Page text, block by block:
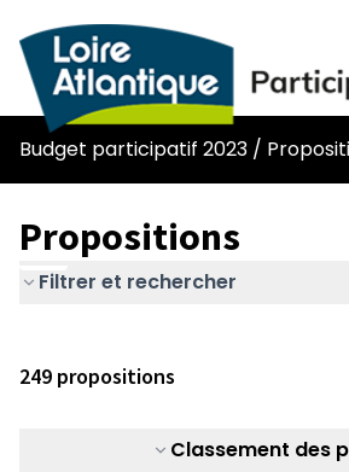
Budget participatif 2023 /
Propositions
Filtrer et rechercher
249 propositions
Classement des